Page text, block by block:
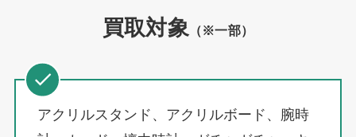
買取対象 （※一部）
アクリルスタンド、アクリルボード、腕時